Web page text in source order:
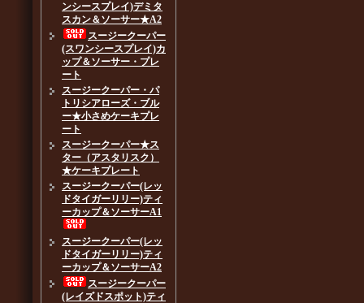
ンシースプレイ)デミタ
スカン＆ソーサー★A2
スージークーパー
(スワンシースプレイ)カ
ップ＆ソーサー・プレ
ート
スージークーパー・パ
トリシアローズ・ブル
ー★小さめケーキプレ
ート
スージークーパー★ス
ター（アスタリスク）
★ケーキプレート
スージークーパー(レッ
ドタイガーリリー)ティ
ーカップ＆ソーサーA1
スージークーパー(レッ
ドタイガーリリー)ティ
ーカップ＆ソーサーA2
スージークーパー
(レイズドスポット)ティ